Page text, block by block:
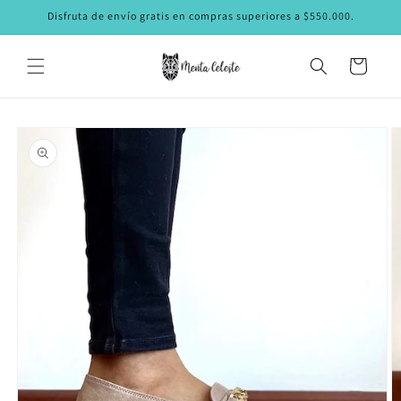
directamente
al contenido
Disfruta de envío gratis en compras superiores a $550.000.
Carrito
directamente
a la
información
del producto